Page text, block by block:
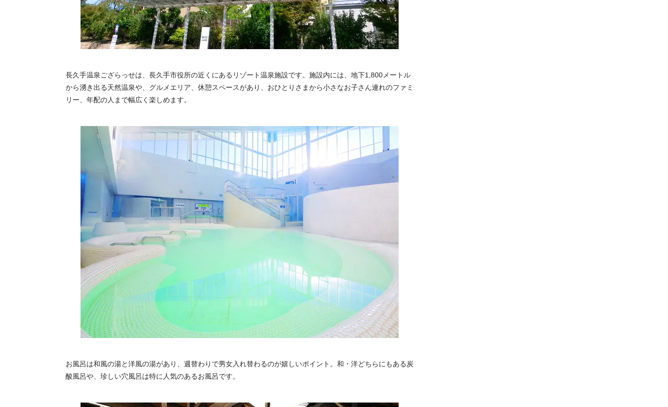
長久手温泉ござらっせは、長久手市役所の近くにあるリゾート温泉施設です。施設内には、地下1,800メートル
から湧き出る天然温泉や、グルメエリア、休憩スペースがあり、おひとりさまから小さなお子さん連れのファミ
リー、年配の人まで幅広く楽しめます。
お風呂は和風の湯と洋風の湯があり、週替わりで男女入れ替わるのが嬉しいポイント。和・洋どちらにもある炭
酸風呂や、珍しい穴風呂は特に人気のあるお風呂です。